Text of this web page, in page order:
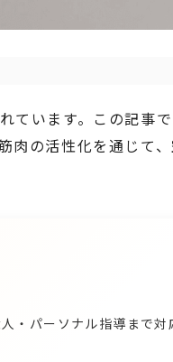
ています。この記事
肉の活性化を通じて
・パーソナル指導まで対